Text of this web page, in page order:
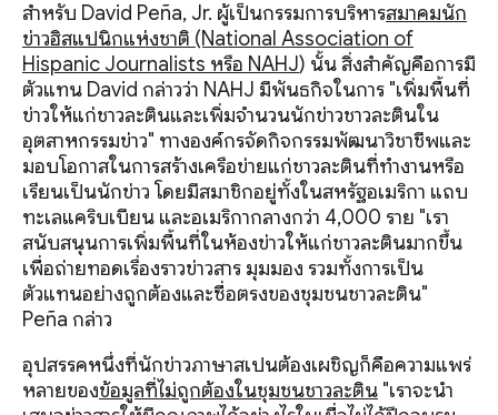
สำหรับ David Peña, Jr. ผู้เป็นกรรมการบริหารสมาคมนัก
ข่าวฮิสแปนิกแห่งชาติ (National Association of
Hispanic Journalists หรือ NAHJ) นั้น สิ่งสำคัญคือการมี
ตัวแทน David กล่าวว่า NAHJ มีพันธกิจในการ "เพิ่มพื้นที่
ข่าวให้แก่ชาวละตินและเพิ่มจำนวนนักข่าวชาวละตินใน
อุตสาหกรรมข่าว" ทางองค์กรจัดกิจกรรมพัฒนาวิชาชีพและ
มอบโอกาสในการสร้างเครือข่ายแก่ชาวละตินที่ทำงานหรือ
เรียนเป็นนักข่าว โดยมีสมาชิกอยู่ทั้งในสหรัฐอเมริกา แถบ
ทะเลแคริบเบียน และอเมริกากลางกว่า 4,000 ราย "เรา
สนับสนุนการเพิ่มพื้นที่ในห้องข่าวให้แก่ชาวละตินมากขึ้น
เพื่อถ่ายทอดเรื่องราวข่าวสาร มุมมอง รวมทั้งการเป็น
ตัวแทนอย่างถูกต้องและซื่อตรงของชุมชนชาวละติน"
Peña กล่าว
อุปสรรคหนึ่งที่นักข่าวภาษาสเปนต้องเผชิญก็คือความแพร่
หลายของข้อมูลที่ไม่ถูกต้องในชุมชนชาวละติน "เราจะนำ